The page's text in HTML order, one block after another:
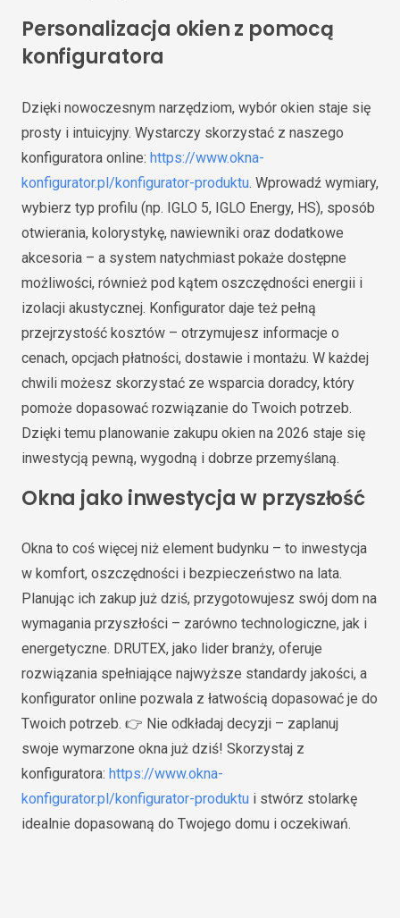
Personalizacja okien z pomocą
konfiguratora
Dzięki nowoczesnym narzędziom, wybór okien staje się
prosty i intuicyjny. Wystarczy skorzystać z naszego
konfiguratora online: https://www.okna-
konfigurator.pl/konfigurator-produktu. Wprowadź wymiary,
wybierz typ profilu (np. IGLO 5, IGLO Energy, HS), sposób
otwierania, kolorystykę, nawiewniki oraz dodatkowe
akcesoria – a system natychmiast pokaże dostępne
możliwości, również pod kątem oszczędności energii i
izolacji akustycznej. Konfigurator daje też pełną
przejrzystość kosztów – otrzymujesz informacje o
cenach, opcjach płatności, dostawie i montażu. W każdej
chwili możesz skorzystać ze wsparcia doradcy, który
pomoże dopasować rozwiązanie do Twoich potrzeb.
Dzięki temu planowanie zakupu okien na 2026 staje się
inwestycją pewną, wygodną i dobrze przemyślaną.
Okna jako inwestycja w przyszłość
Okna to coś więcej niż element budynku – to inwestycja
w komfort, oszczędności i bezpieczeństwo na lata.
Planując ich zakup już dziś, przygotowujesz swój dom na
wymagania przyszłości – zarówno technologiczne, jak i
energetyczne. DRUTEX, jako lider branży, oferuje
rozwiązania spełniające najwyższe standardy jakości, a
konfigurator online pozwala z łatwością dopasować je do
Twoich potrzeb. 👉 Nie odkładaj decyzji – zaplanuj
swoje wymarzone okna już dziś! Skorzystaj z
konfiguratora: https://www.okna-
konfigurator.pl/konfigurator-produktu i stwórz stolarkę
idealnie dopasowaną do Twojego domu i oczekiwań.